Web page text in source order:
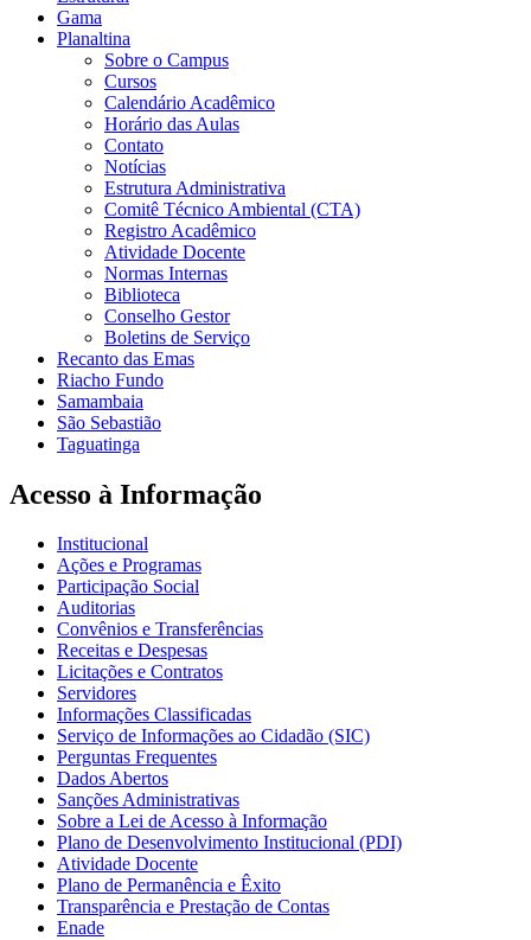
Gama
Planaltina
Sobre o Campus
Cursos
Calendário Acadêmico
Horário das Aulas
Contato
Notícias
Estrutura Administrativa
Comitê Técnico Ambiental (CTA)
Registro Acadêmico
Atividade Docente
Normas Internas
Biblioteca
Conselho Gestor
Boletins de Serviço
Recanto das Emas
Riacho Fundo
Samambaia
São Sebastião
Taguatinga
Acesso à Informação
Institucional
Ações e Programas
Participação Social
Auditorias
Convênios e Transferências
Receitas e Despesas
Licitações e Contratos
Servidores
Informações Classificadas
Serviço de Informações ao Cidadão (SIC)
Perguntas Frequentes
Dados Abertos
Sanções Administrativas
Sobre a Lei de Acesso à Informação
Plano de Desenvolvimento Institucional (PDI)
Atividade Docente
Plano de Permanência e Êxito
Transparência e Prestação de Contas
Enade